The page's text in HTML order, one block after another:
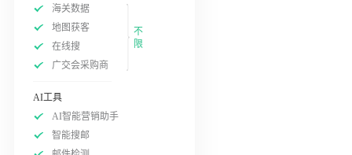
海关数据
地图获客
在线搜
广交会采购商
不
限
AI工具
AI智能营销助手
智能搜邮